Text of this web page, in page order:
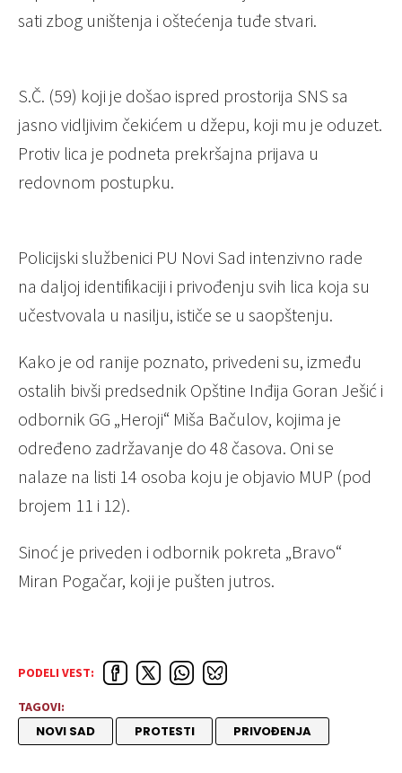
sati zbog uništenja i oštećenja tuđe stvari.
S.Č. (59) koji je došao ispred prostorija SNS sa
jasno vidljivim čekićem u džepu, koji mu je oduzet.
Protiv lica je podneta prekršajna prijava u
redovnom postupku.
Policijski službenici PU Novi Sad intenzivno rade
na daljoj identifikaciji i privođenju svih lica koja su
učestvovala u nasilju, ističe se u saopštenju.
Kako je od ranije poznato, privedeni su, između
ostalih bivši predsednik Opštine Inđija Goran Ješić i
odbornik GG „Heroji“ Miša Bačulov, kojima je
određeno zadržavanje do 48 časova. Oni se
nalaze na listi 14 osoba koju je objavio MUP (pod
brojem 11 i 12).
Sinoć je priveden i odbornik pokreta „Bravo“
Miran Pogačar, koji je pušten jutros.
PODELI VEST:
TAGOVI:
NOVI SAD PROTESTI PRIVOĐENJA